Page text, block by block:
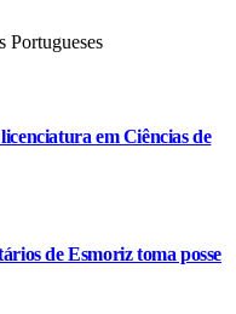
em Ciências de
de Esmoriz toma posse